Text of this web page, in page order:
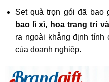
Set quà trọn gói đã bao
bao lì xì, hoa trang trí
ra ngoài khẳng định tính
của doanh nghiệp.